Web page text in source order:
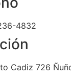
4832
Cadiz 726